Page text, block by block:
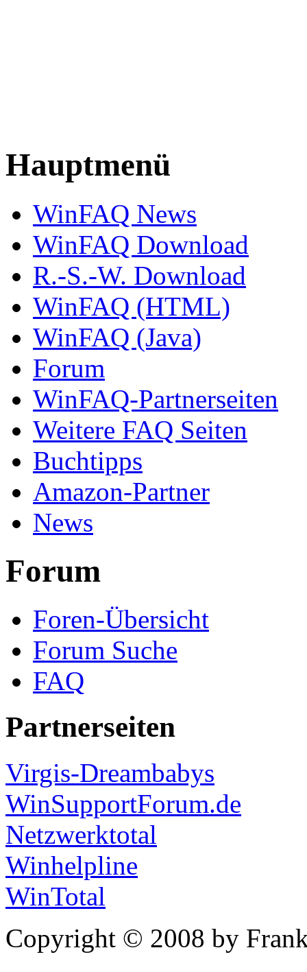
Hauptmenü
WinFAQ News
WinFAQ Download
R.-S.-W. Download
WinFAQ (HTML)
WinFAQ (Java)
Forum
WinFAQ-Partnerseiten
Weitere FAQ Seiten
Buchtipps
Amazon-Partner
News
Forum
Foren-Übersicht
Forum Suche
FAQ
Partnerseiten
Virgis-Dreambabys
WinSupportForum.de
Netzwerktotal
Winhelpline
WinTotal
Copyright © 2008 by